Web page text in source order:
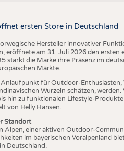
ersten Store in Deutschland
Hersteller innovativer
eröffnete am 31. Juli 2026 den
stärkt die Marke ihre Präsenz im
Märkte.
Anlaufpunkt für Outdoor-
Wurzeln schätzen,
hin zu funktionalen Lifestyle-
von Helly Hansen.
Standort
Alpen, einer aktiven Outdoor-
im bayerischen Voralpenland
Deutschland.